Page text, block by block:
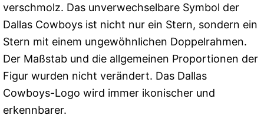
verschmolz. Das unverwechselbare Symbol der
Dallas Cowboys ist nicht nur ein Stern, sondern ein
Stern mit einem ungewöhnlichen Doppelrahmen.
Der Maßstab und die allgemeinen Proportionen der
Figur wurden nicht verändert. Das Dallas
Cowboys-Logo wird immer ikonischer und
erkennbarer.